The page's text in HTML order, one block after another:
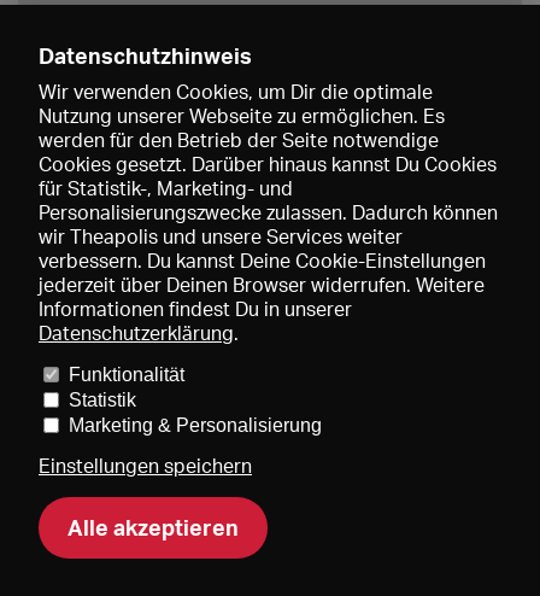
Speichern
Preise und Mitgliedschaften
Mediadaten
Über uns Impressum
DE
Datenschutzhinweis
Wir verwenden Cookies, um Dir die optimale
Nutzung unserer Webseite zu ermöglichen. Es
werden für den Betrieb der Seite notwendige
Cookies gesetzt. Darüber hinaus kannst Du Cookies
für Statistik-, Marketing- und
Personalisierungszwecke zulassen. Dadurch können
wir Theapolis und unsere Services weiter
verbessern. Du kannst Deine Cookie-Einstellungen
jederzeit über Deinen Browser widerrufen. Weitere
Informationen findest Du in unserer
Datenschutzerklärung.
Funktionalität
Statistik
Marketing & Personalisierung
Einstellungen speichern
Alle akzeptieren